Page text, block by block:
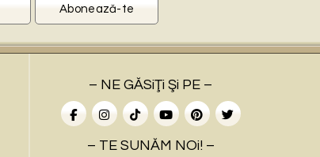
– NE GĂSiŢi Şi PE –
– TE SUNĂM NOi! –